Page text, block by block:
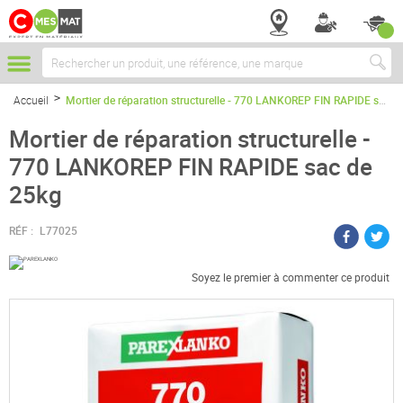
Chercher
Accueil Mortier de réparation structurelle - 770 LANKOREP FIN RAPIDE sac de 25kg
Mortier de réparation structurelle -
770 LANKOREP FIN RAPIDE sac de
25kg
RÉF : L77025
Soyez le premier à commenter ce produit
Passer